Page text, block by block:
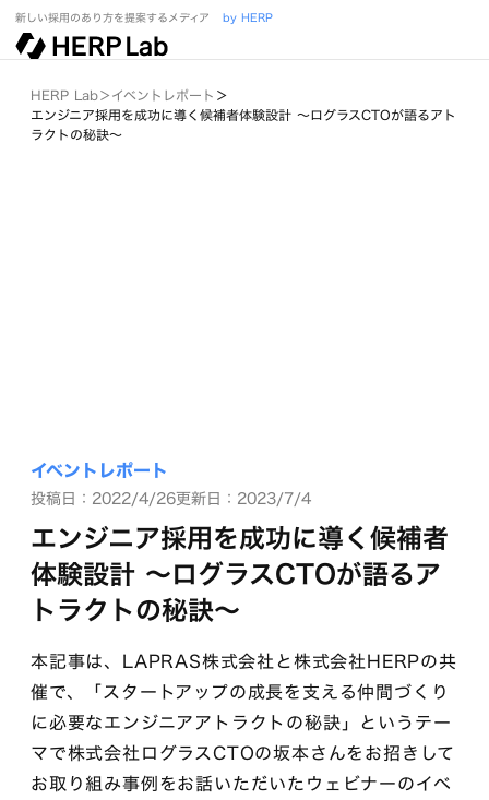
新しい採用のあり方を提案するメディア by HERP
HERP Lab＞イベントレポート ＞
エンジニア採用を成功に導く候補者体験設計 ～ログラスCTOが語るアト
ラクトの秘訣～
イベントレポート
投稿日：2022/4/26更新日：2023/7/4
エンジニア採用を成功に導く候補者
体験設計 ～ログラスCTOが語るア
トラクトの秘訣～
本記事は、LAPRAS株式会社と株式会社HERPの共
催で、「スタートアップの成長を支える仲間づくり
に必要なエンジニアアトラクトの秘訣」というテー
マで株式会社ログラスCTOの坂本さんをお招きして
お取り組み事例をお話いただいたウェビナーのイベ